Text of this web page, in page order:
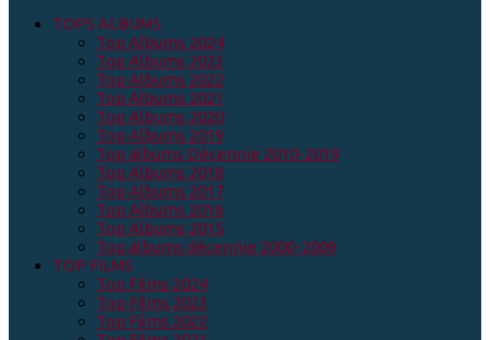
TOPS ALBUMS
Top Albums 2024
Top Albums 2023
Top Albums 2022
Top Albums 2021
Top Albums 2020
Top Albums 2019
Top albums Décennie 2010-2019
Top Albums 2018
Top Albums 2017
Top Albums 2016
Top Albums 2015
Top albums décennie 2000-2009
TOP FILMS
Top Films 2024
Top Films 2023
Top Films 2022